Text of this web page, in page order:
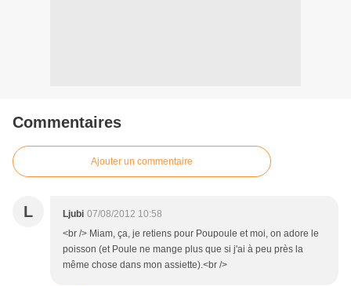
Commentaires
Ajouter un commentaire
L Ljubi 07/08/2012 10:58
<br /> Miam, ça, je retiens pour Poupoule et moi, on adore le
poisson (et Poule ne mange plus que si j'ai à peu près la
même chose dans mon assiette).<br />